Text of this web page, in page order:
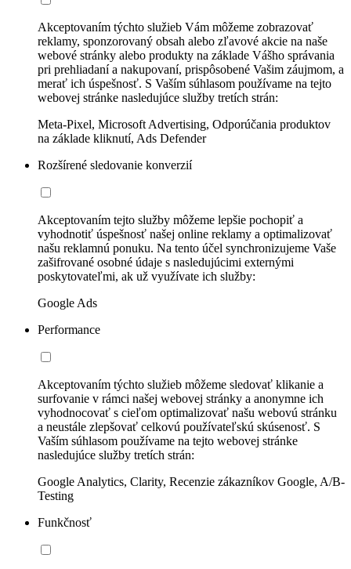
Akceptovaním týchto služieb Vám môžeme zobrazovať
reklamy, sponzorovaný obsah alebo zľavové akcie na naše
webové stránky alebo produkty na základe Vášho správania
pri prehliadaní a nakupovaní, prispôsobené Vašim záujmom, a
merať ich úspešnosť. S Vaším súhlasom používame na tejto
webovej stránke nasledujúce služby tretích strán:
Meta-Pixel, Microsoft Advertising, Odporúčania produktov
na základe kliknutí, Ads Defender
Rozšírené sledovanie konverzií
Akceptovaním tejto služby môžeme lepšie pochopiť a
vyhodnotiť úspešnosť našej online reklamy a optimalizovať
našu reklamnú ponuku. Na tento účel synchronizujeme Vaše
zašifrované osobné údaje s nasledujúcimi externými
poskytovateľmi, ak už využívate ich služby:
Google Ads
Performance
Akceptovaním týchto služieb môžeme sledovať klikanie a
surfovanie v rámci našej webovej stránky a anonymne ich
vyhodnocovať s cieľom optimalizovať našu webovú stránku
a neustále zlepšovať celkovú používateľskú skúsenosť. S
Vaším súhlasom používame na tejto webovej stránke
nasledujúce služby tretích strán:
Google Analytics, Clarity, Recenzie zákazníkov Google, A/B-
Testing
Funkčnosť